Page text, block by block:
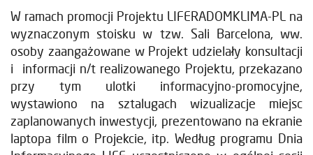
W ramach promocji Projektu LIFERADOMKLIMA-PL na
wyznaczonym stoisku w tzw. Sali Barcelona, ww.
osoby zaangażowane w Projekt udzielały konsultacji
i informacji n/t realizowanego Projektu, przekazano
przy tym ulotki informacyjno-promocyjne,
wystawiono na sztalugach wizualizacje miejsc
zaplanowanych inwestycji, prezentowano na ekranie
laptopa film o Projekcie, itp. Według programu Dnia